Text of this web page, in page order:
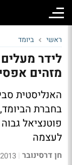
ראשי ביומד
לידר
מזהים אפסייד של
האנליסטית
בחברת
פוטנציאל
לעצמה
חן דרסינובר |
13:31